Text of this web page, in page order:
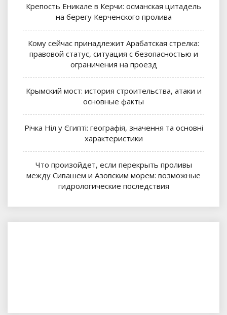
Крепость Еникале в Керчи: османская цитадель
на берегу Керченского пролива
Кому сейчас принадлежит Арабатская стрелка:
правовой статус, ситуация с безопасностью и
ограничения на проезд
Крымский мост: история строительства, атаки и
основные факты
Річка Ніл у Єгипті: географія, значення та основні
характеристики
Что произойдет, если перекрыть проливы
между Сивашем и Азовским морем: возможные
гидрологические последствия